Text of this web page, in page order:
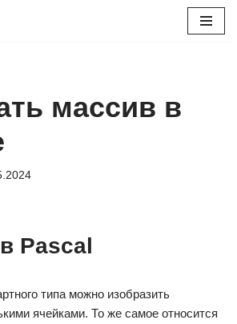
массив в
Pascal
типа можно изобразить
ячейками. То же самое относится